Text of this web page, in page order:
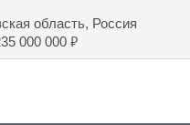
область, Россия
000 000 ₽